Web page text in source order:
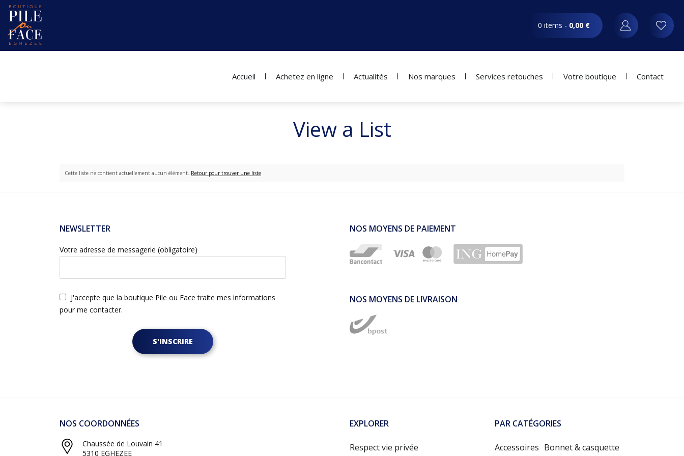
0 items - 0,00 €
Accueil Achetez en ligne Actualités Nos marques Services retouches Votre boutique Contact
View a List
Cette liste ne contient actuellement aucun élément. Retour pour trouver une liste
NEWSLETTER
Votre adresse de messagerie (obligatoire)
J'accepte que la boutique Pile ou Face traite mes informations
pour me contacter.
S'INSCRIRE
NOS MOYENS DE PAIEMENT
NOS MOYENS DE LIVRAISON
NOS COORDONNÉES
Chaussée de Louvain 41
5310 EGHEZEE
EXPLORER
Respect vie privée
PAR CATÉGORIES
Accessoires Bonnet & casquette